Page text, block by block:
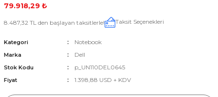
79.918,29 ₺
8.487,32 TL den başlayan taksitlerle! Taksit Seçenekleri
Kategori Notebook
Marka Dell
Stok Kodu p_UN110DEL0645
Fiyat 1.398,88 USD + KDV